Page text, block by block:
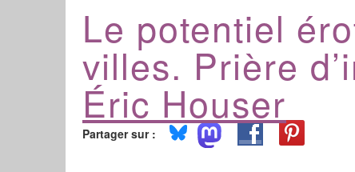
Le potentiel
villes. Prière
Éric Houser
Partager sur :